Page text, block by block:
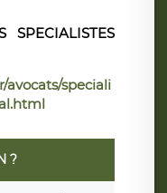
SPECIALISTES
avocats/speciali
?